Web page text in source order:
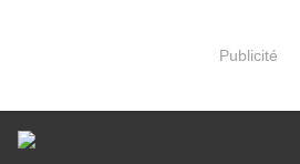
Publicité